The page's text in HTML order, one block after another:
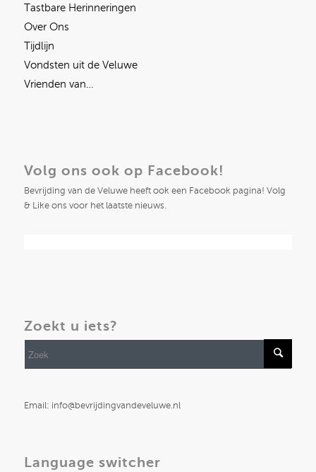
Tastbare Herinneringen
Over Ons
Tijdlijn
Vondsten uit de Veluwe
Vrienden van…
Volg ons ook op Facebook!
Bevrijding van de Veluwe heeft ook een Facebook pagina! Volg
& Like ons voor het laatste nieuws.
Zoekt u iets?
Email: info@bevrijdingvandeveluwe.nl
Language switcher